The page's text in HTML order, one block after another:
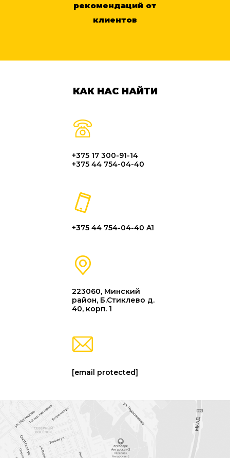
рекомендаций от
клиентов
КАК НАС НАЙТИ
223060, Минский
район, Б.Стиклево д.
40, корп. 1
+375 17 300-91-14
+375 44 754-04-40
+375 44 754-04-40 A1
[email protected]